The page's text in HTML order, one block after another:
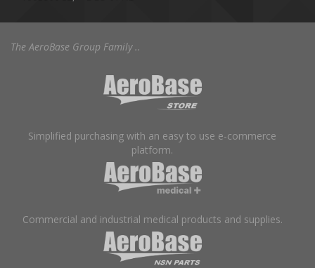
The AeroBase Group Family ..
Simplified purchasing with an easy to use e-commerce
platform.
Commercial and industrial medical products and supplies.